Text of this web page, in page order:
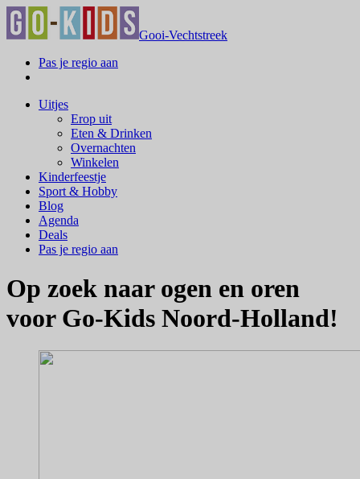
Gooi-Vechtstreek
Pas je regio aan
Uitjes
Erop uit
Eten & Drinken
Overnachten
Winkelen
Kinderfeestje
Sport & Hobby
Blog
Agenda
Deals
Pas je regio aan
Op zoek naar ogen en oren
voor Go-Kids Noord-Holland!